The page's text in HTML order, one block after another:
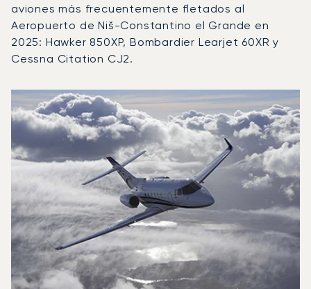
aviones más frecuentemente fletados al
Aeropuerto de Niš-Constantino el Grande en
2025: Hawker 850XP, Bombardier Learjet 60XR y
Cessna Citation CJ2.
Foto de la aeronaveModelo de aeronave
Asientos
Velocidad (km/h)
Velocidad (nudos) Autonomía
Autonomía (NM)